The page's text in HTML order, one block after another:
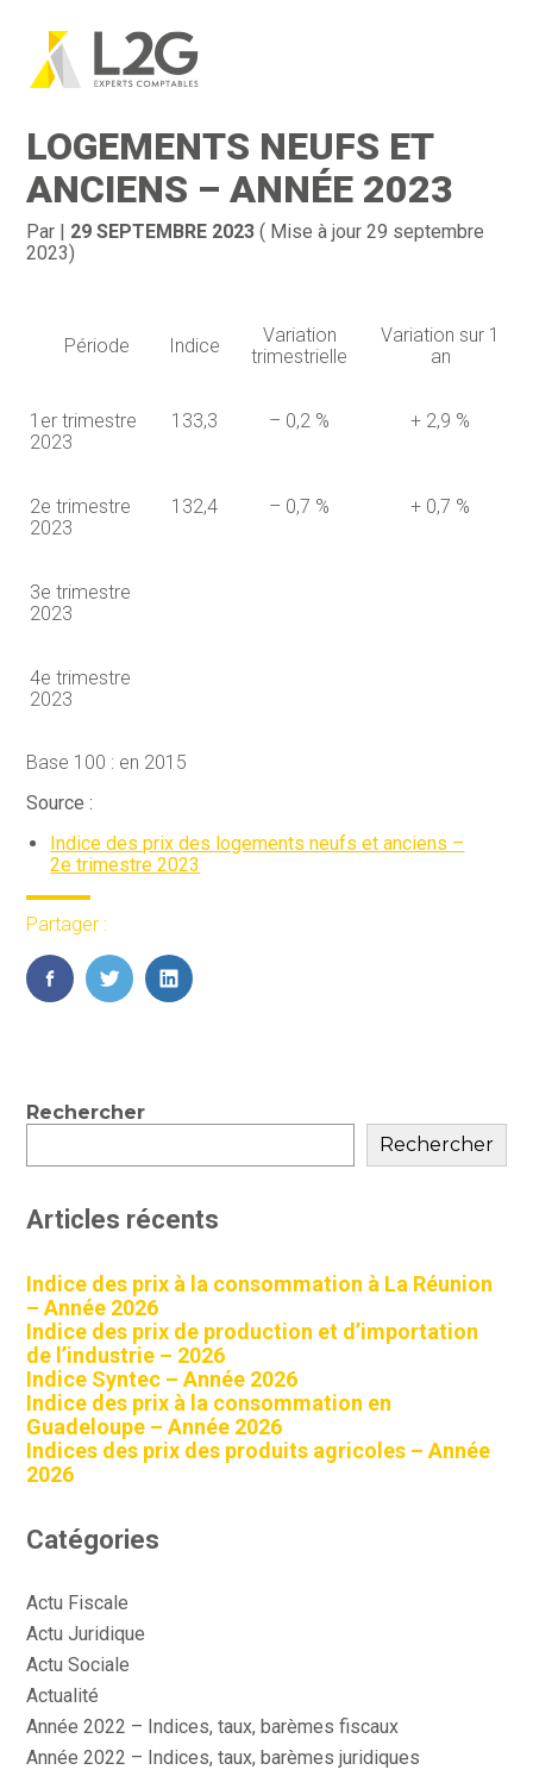
Aller
au
Création d’entreprise
Pilotage d’entreprise
Gestion
Juridique
LOGEMENTS NEUFS ET
ANCIENS – ANNÉE 2023
Par | 29 SEPTEMBRE 2023 ( Mise à jour 29 septembre
2023)
Période Indice
Variation
trimestrielle
Variation sur 1
an
1er trimestre
2023
133,3 – 0,2 % + 2,9 %
2e trimestre
2023
132,4 – 0,7 % + 0,7 %
3e trimestre
2023
4e trimestre
2023
Base 100 : en 2015
Source :
Indice des prix des logements neufs et anciens –
2e trimestre 2023
Partager :
FaceBook
TwitterLinkedIn
Blog
Rechercher
Rechercher
Articles récents
Indice des prix à la consommation à La Réunion
– Année 2026
Indice des prix de production et d’importation
de l’industrie – 2026
Indice Syntec – Année 2026
Indice des prix à la consommation en
Guadeloupe – Année 2026
Indices des prix des produits agricoles – Année
2026
Catégories
Actu Fiscale
Actu Juridique
Actu Sociale
Actualité
Année 2022 – Indices, taux, barèmes fiscaux
Année 2022 – Indices, taux, barèmes juridiques